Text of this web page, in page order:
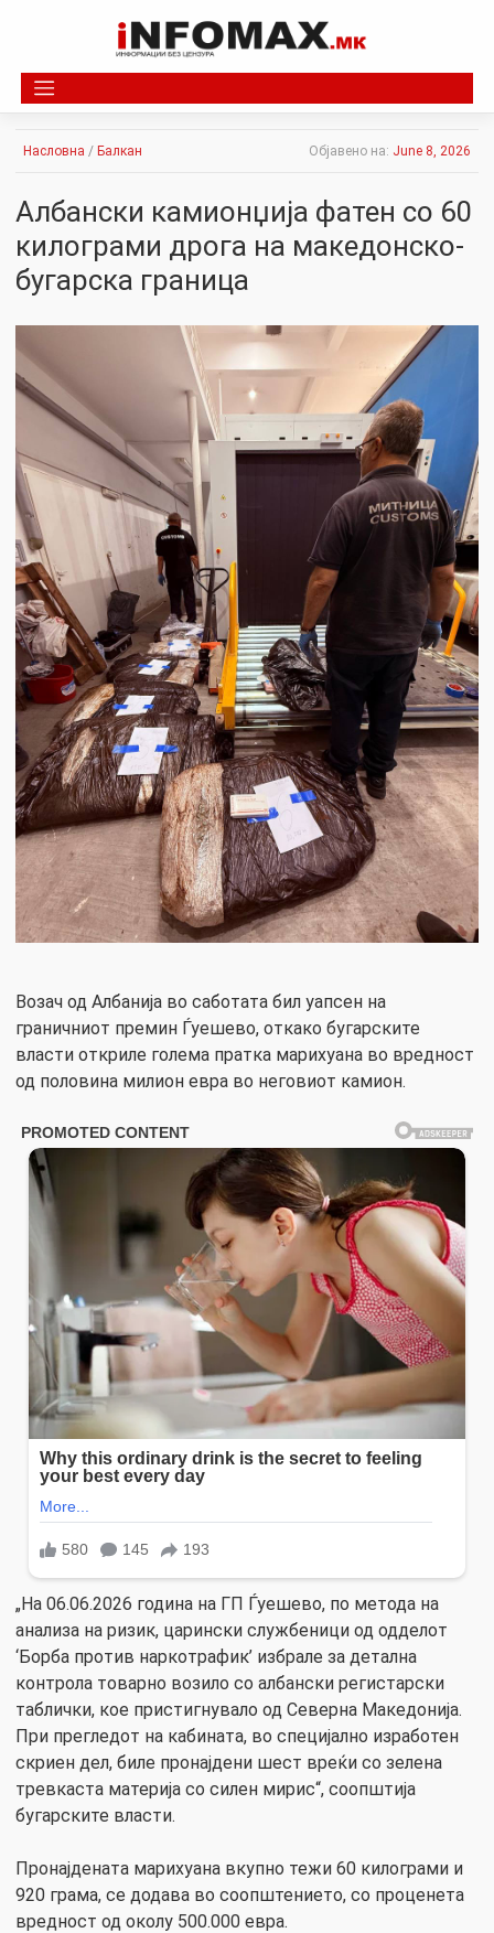
Насловна / Балкан Објавено на: June 8, 2026
Албански камионџија фатен со 60
килограми дрога на македонско-
бугарска граница
Возач од Албанија во саботата бил уапсен на
граничниот премин Ѓуешево, откако бугарските
власти откриле голема пратка марихуана во вредност
од половина милион евра во неговиот камион.
„На 06.06.2026 година на ГП Ѓуешево, по метода на
анализа на ризик, царински службеници од одделот
‘Борба против наркотрафик’ избрале за детална
контрола товарно возило со албански регистарски
таблички, кое пристигнувало од Северна Македонија.
При прегледот на кабината, во специјално изработен
скриен дел, биле пронајдени шест вреќи со зелена
тревкаста материја со силен мирис“, соопштија
бугарските власти.
Пронајдената марихуана вкупно тежи 60 килограми и
920 грама, се додава во соопштението, со проценета
вредност од околу 500.000 евра.